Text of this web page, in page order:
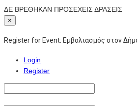
ΔΕ ΒΡΕΘΗΚΑΝ ΠΡΟΣΕΧΕΙΣ ΔΡΑΣΕΙΣ
×
Register for Event: Εμβολιασμός στον
Login
Register